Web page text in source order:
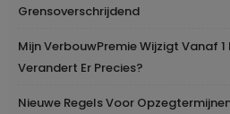
Grensoverschrijdend
Mijn VerbouwPremie Wijzigt Vanaf
Verandert Er Precies?
Nieuwe Regels Voor